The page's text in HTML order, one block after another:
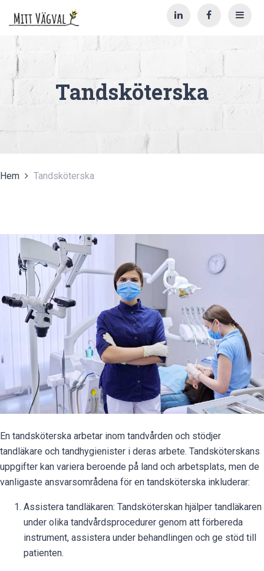
Tandsköterska
Hem Tandsköterska
En tandsköterska arbetar inom tandvården och stödjer
tandläkare och tandhygienister i deras arbete. Tandsköterskans
uppgifter kan variera beroende på land och arbetsplats, men de
vanligaste ansvarsområdena för en tandsköterska inkluderar:
Assistera tandläkaren: Tandsköterskan hjälper tandläkaren
under olika tandvårdsprocedurer genom att förbereda
instrument, assistera under behandlingen och ge stöd till
patienten.